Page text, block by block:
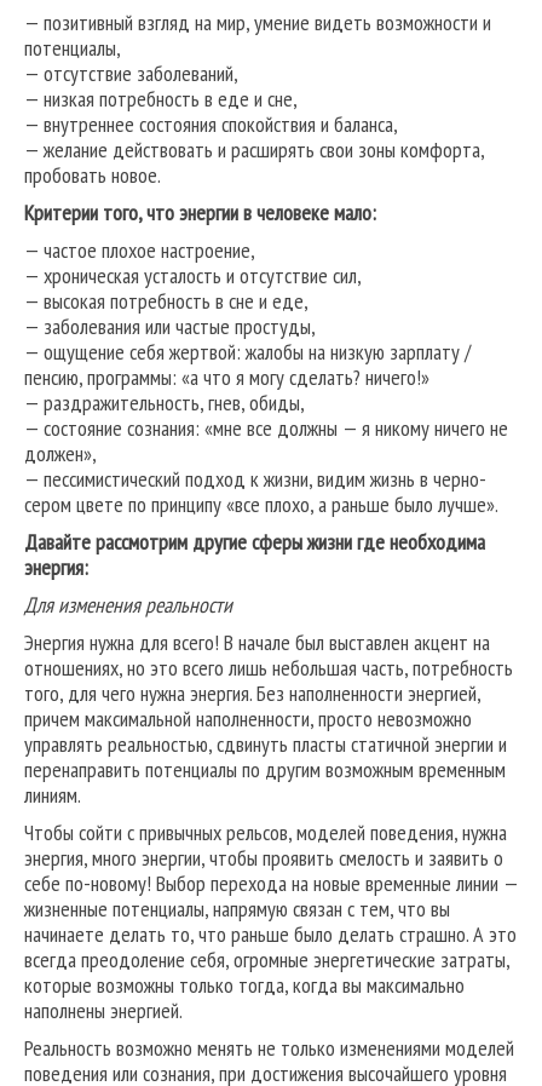
— позитивный взгляд на мир, умение видеть возможности и
потенциалы,
— отсутствие заболеваний,
— низкая потребность в еде и сне,
— внутреннее состояния спокойствия и баланса,
— желание действовать и расширять свои зоны комфорта,
пробовать новое.
Критерии того, что энергии в человеке мало:
— частое плохое настроение,
— хроническая усталость и отсутствие сил,
— высокая потребность в сне и еде,
— заболевания или частые простуды,
— ощущение себя жертвой: жалобы на низкую зарплату /
пенсию, программы: «а что я могу сделать? ничего!»
— раздражительность, гнев, обиды,
— состояние сознания: «мне все должны — я никому ничего не
должен»,
— пессимистический подход к жизни, видим жизнь в черно-
сером цвете по принципу «все плохо, а раньше было лучше».
Давайте рассмотрим другие сферы жизни где необходима
энергия:
Для изменения реальности
Энергия нужна для всего! В начале был выставлен акцент на
отношениях, но это всего лишь небольшая часть, потребность
того, для чего нужна энергия. Без наполненности энергией,
причем максимальной наполненности, просто невозможно
управлять реальностью, сдвинуть пласты статичной энергии и
перенаправить потенциалы по другим возможным временным
линиям.
Чтобы сойти с привычных рельсов, моделей поведения, нужна
энергия, много энергии, чтобы проявить смелость и заявить о
себе по-новому! Выбор перехода на новые временные линии —
жизненные потенциалы, напрямую связан с тем, что вы
начинаете делать то, что раньше было делать страшно. А это
всегда преодоление себя, огромные энергетические затраты,
которые возможны только тогда, когда вы максимально
наполнены энергией.
Реальность возможно менять не только изменениями моделей
поведения или сознания, при достижения высочайшего уровня